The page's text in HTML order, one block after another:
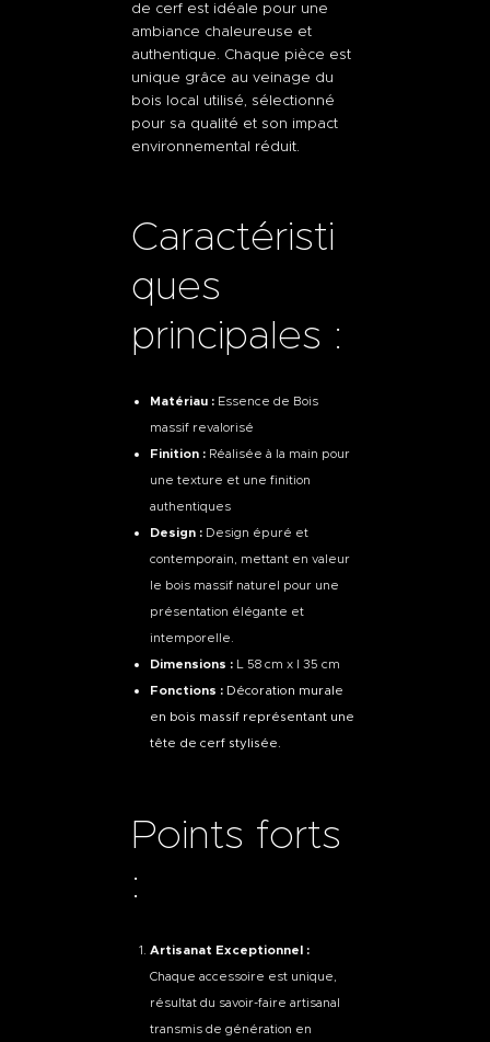
de cerf est idéale pour une
ambiance chaleureuse et
authentique. Chaque pièce est
unique grâce au veinage du
bois local utilisé, sélectionné
pour sa qualité et son impact
environnemental réduit.
Caractéristi
ques
principales :
Matériau : Essence de Bois
massif revalorisé
Finition : Réalisée à la main pour
une texture et une finition
authentiques
Design : Design épuré et
contemporain, mettant en valeur
le bois massif naturel pour une
présentation élégante et
intemporelle.
Dimensions : L 58 cm x l 35 cm
Fonctions : Décoration murale
en bois massif représentant une
tête de cerf stylisée.
Points forts
:
Artisanat Exceptionnel :
Chaque accessoire est unique,
résultat du savoir-faire artisanal
transmis de génération en